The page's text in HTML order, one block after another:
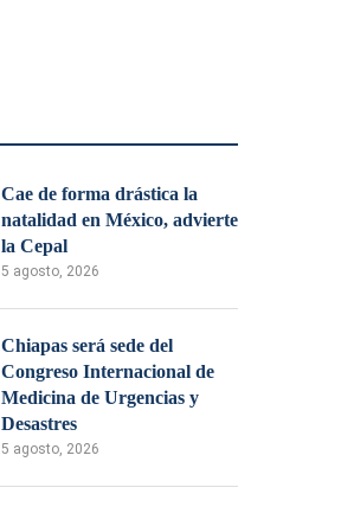
Cae de forma drástica la
natalidad en México, advierte
la Cepal
5 agosto, 2026
Chiapas será sede del
Congreso Internacional de
Medicina de Urgencias y
Desastres
5 agosto, 2026